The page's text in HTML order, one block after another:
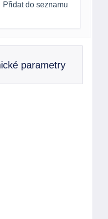
Přidat do seznamu
parametry